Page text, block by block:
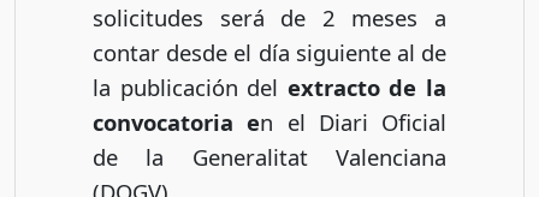
solicitudes será de 2 meses a
contar desde el día siguiente al de
la publicación del extracto de la
convocatoria en el Diari Oficial
de la Generalitat Valenciana